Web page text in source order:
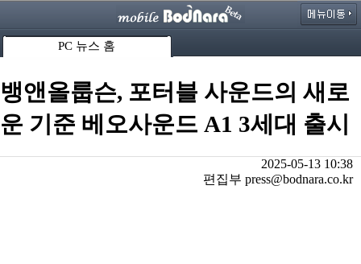
PC 뉴스 홈
뱅앤올룹슨, 포터블 사운드의 새로
운 기준 베오사운드 A1 3세대 출시
2025-05-13 10:38
편집부 press@bodnara.co.kr